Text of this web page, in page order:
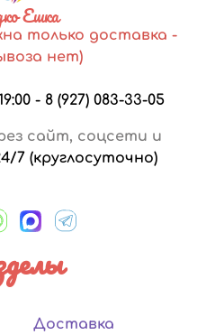
Ешка
только доставка -
нет)
- 8 (927) 083-33-05
сайт, соцсети и
7 (круглосуточно)
Доставка